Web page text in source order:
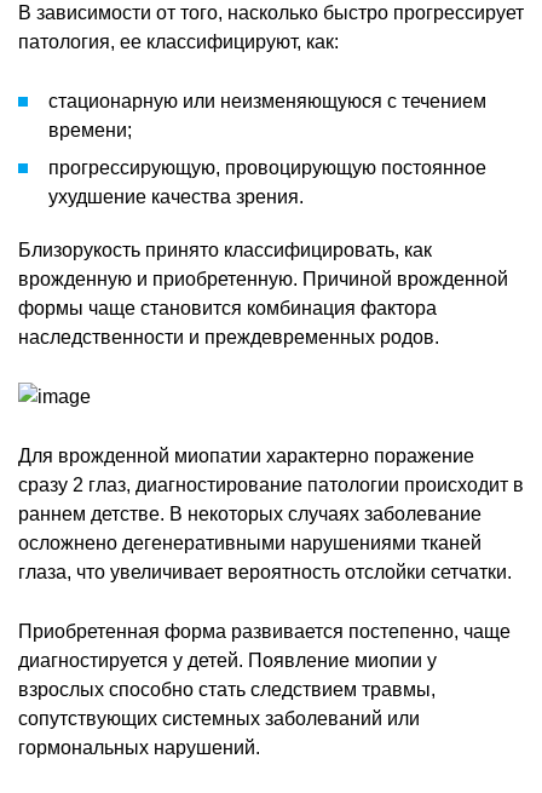
В зависимости от того, насколько быстро прогрессирует
патология, ее классифицируют, как:
стационарную или неизменяющуюся с течением
времени;
прогрессирующую, провоцирующую постоянное
ухудшение качества зрения.
Близорукость принято классифицировать, как
врожденную и приобретенную. Причиной врожденной
формы чаще становится комбинация фактора
наследственности и преждевременных родов.
Для врожденной миопатии характерно поражение
сразу 2 глаз, диагностирование патологии происходит в
раннем детстве. В некоторых случаях заболевание
осложнено дегенеративными нарушениями тканей
глаза, что увеличивает вероятность отслойки сетчатки.
Приобретенная форма развивается постепенно, чаще
диагностируется у детей. Появление миопии у
взрослых способно стать следствием травмы,
сопутствующих системных заболеваний или
гормональных нарушений.